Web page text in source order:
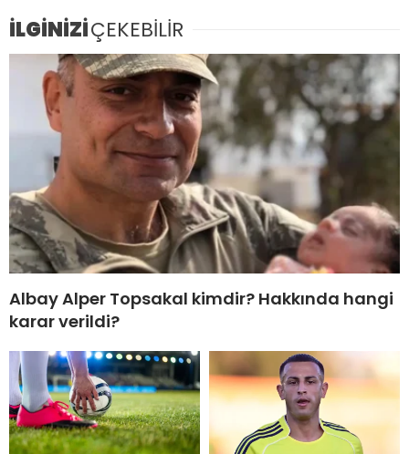
İLGİNİZİÇEKEBİLİR
Albay Alper Topsakal kimdir? Hakkında hangi
karar verildi?